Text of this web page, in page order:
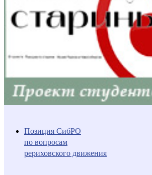
Позиция СибРО
по вопросам
рериховского движения